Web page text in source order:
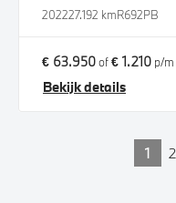
202227.192 kmR692PB
€ 63.950of€ 1.210 p/m
Bekijk details
1 2